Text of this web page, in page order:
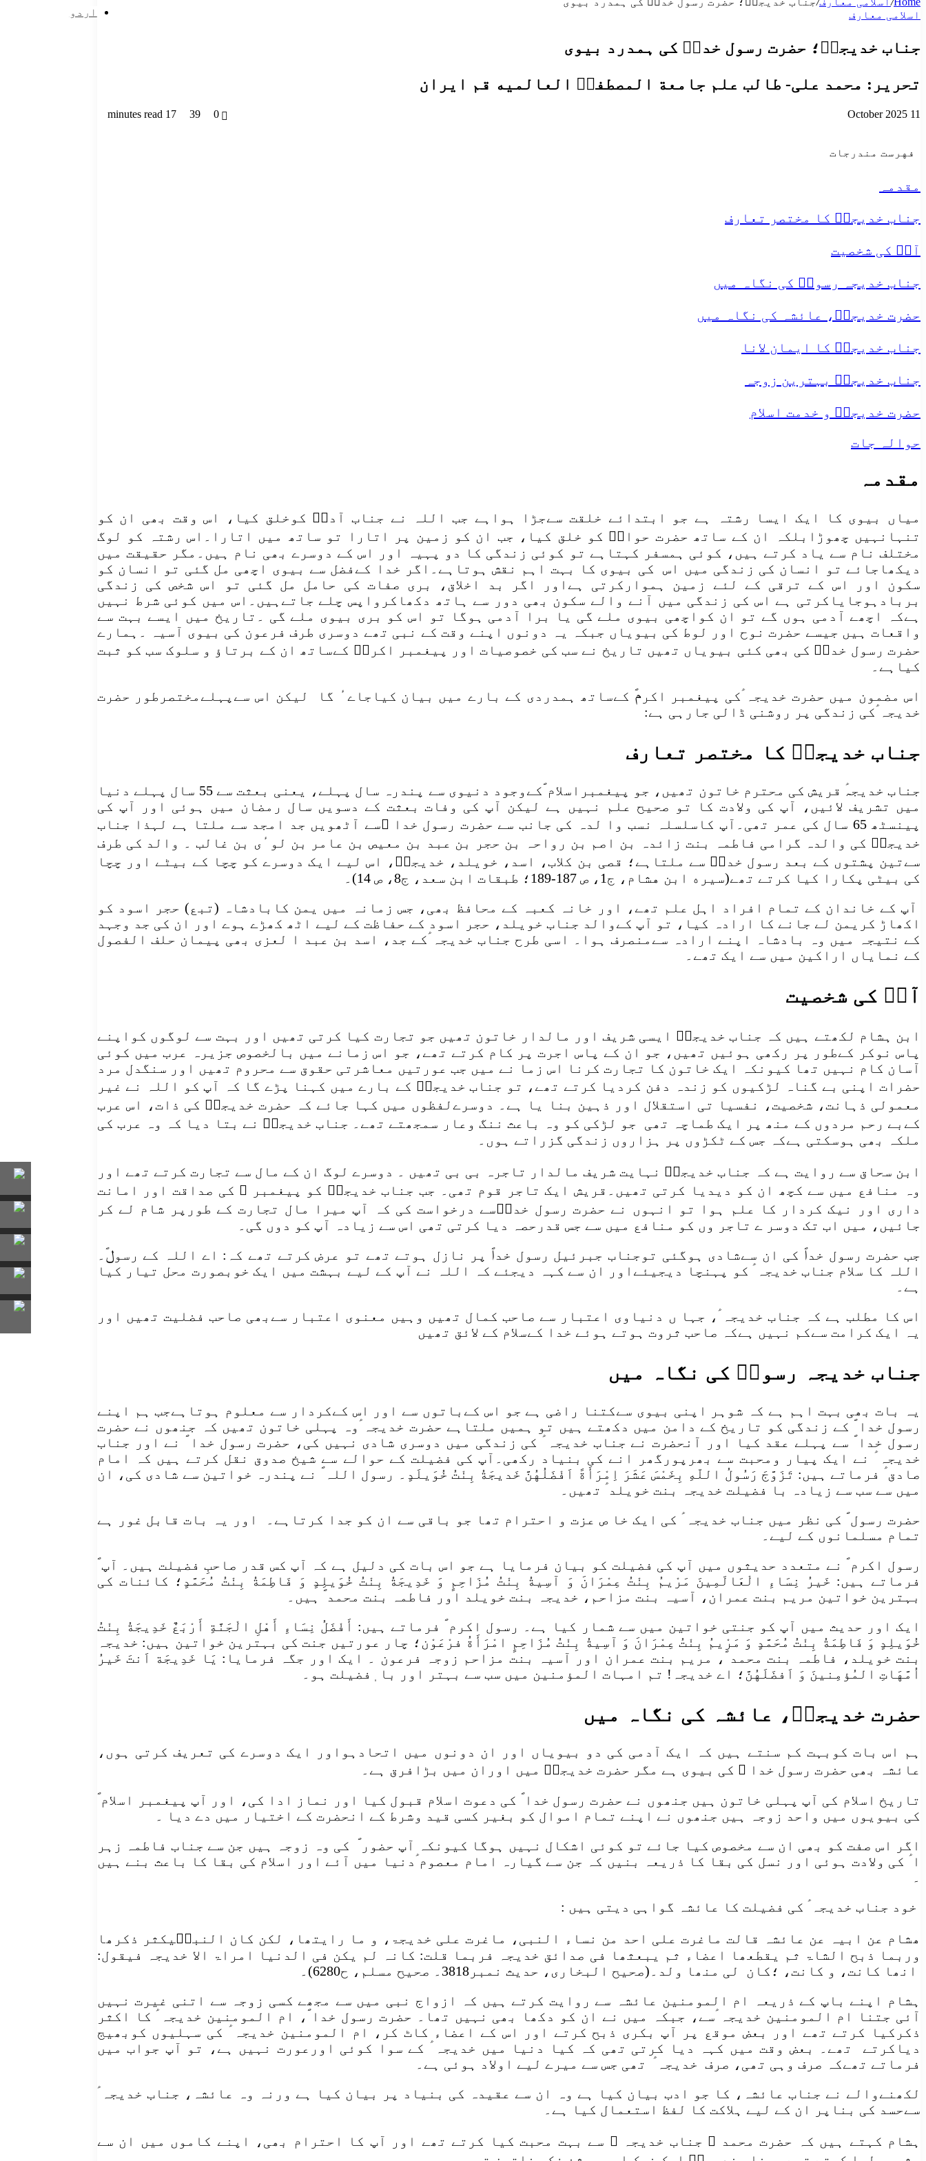
اسلامی معارف
جناب خدیجہؑ؛ حضرت رسول خداؐ کی ہمدرد بیوی
تحریر: محمد علی- طالب علم جامعة المصطفیؐ العالمیه قم ایران
11 October 2025
0
39
17 minutes read
فهرست مندرجات
مقدمہ
جناب خدیجہؑ کا مختصر تعارف
آپؑ کی شخصیت
جناب خدیجہ رسولؐ کی نگاہ میں
حضرت خدیجہؑ، عائشہ کی نگاہ میں
جناب خدیجہؑ کا ایمان لانا
جناب خدیجہؑ بہترین زوجہ
حضرت خدیجہؑ و خدمت اسلام
حوالہ جات
مقدمہ
میاں بیوی کا ایک ایسا رشتہ ہے جو ابتدائے خلقت سےجڑا ہواہے جب اللہ نے جناب آدمؑ کوخلق کیا، اس وقت بھی ان کو
تنہانہیں چھوڑابلکہ ان کے ساتھ حضرت حواءؑ کو خلق کیا، جب ان کو زمین پر اتارا تو ساتھ میں اتارا۔اس رشتہ کو لوگ
مختلف نام سے یاد کرتے ہیں، کوئی ہمسفر کہتاہے تو کوئی زندگی کا دو پہیہ اور اس کے دوسرے بھی نام ہیں۔مگر حقیقت میں
دیکھاجائے تو انسان کی زندگی میں اس کی بیوی کا بہت اہم نقش ہوتاہے۔اگر خدا کےفضل سے بیوی اچھی مل گئی تو انسان کو
سکون اور اس کے ترقی کے لئے زمین ہموارکرتی ہےاور اگر بد اخلاق، بری صفات کی حامل مل گئی تو اس شخص کی زندگی
بربادہوجایاکرتی ہے اس کی زندگی میں آنے والے سکون بھی دور سے ہاتھ دکھاکرواپس چلے جاتےہیں۔اس میں کوئی شرط نہیں
ہےکہ اچھے آدمی ہوں گے تو ان کواچھی بیوی ملے گی یا برا آدمی ہوگا تو اس کو بری بیوی ملے گی ۔تاریخ میں ایسے بہت سے
واقعات ہیں جیسے حضرت نوح اور لوط کی بیویاں جبکہ یہ دونوں اپنے وقت کے نبی تھے دوسری طرف فرعون کی بیوی آسیہ ۔ہمارے
حضرت رسول خداؐ کی بھی کئی بیویاں تھیں تاریخ نے سب کی خصوصیات اور پیغمبر اکرمؐ کےساتھ ان کے برتاؤ و سلوک سب کو ثبت
کیاہے۔
اس مضمون میں حضرت خدیجہ ؑکی پیغمبر اکرمؐ کےساتھ ہمدردی کے بارے میں بیان کیاجاےٴ گا لیکن اس سےپہلےمختصرطور حضرت
خدیجہ ؑکی زندگی پر روشنی ڈالی جارہی ہے:
جناب خدیجہؑ کا مختصر تعارف
جناب خدیجہؑ قریش کی محترم خاتون تھیں، جو پیغمبراسلام ؐکےوجود دنیوی سے پندرہ سال پہلے، یعنی بعثت سے 55 سال پہلے دنیا
میں تشریف لائیں، آپ کی ولادت کا تو صحیح علم نہیں ہے لیکن آپ کی وفات بعثت کے دسویں سال رمضان میں ہوئی اور آپ کی
پینسٹھ 65 سال کی عمر تھی۔آپ کاسلسلہ نسب وا لدہ کی جانب سے حضرت رسول خدا ؐسے آٹھویں جد امجد سے ملتا ہے لہذا جناب
خدیجہؑ کی والدہ گرامی فاطمہ بنت زائدہ بن اصم بن رواحہ بن حجر بن عبد بن معیص بن عامر بن لوٴی بن غالب ۔ والد کی طرف
سےتین پشتوں کے بعد رسول خداؐ سے ملتاہے؛ قصی بن کلاب، اسد، خویلد، خدیجہؑ، اس لیے ایک دوسرے کو چچا کے بیٹے اور چچا
کی بیٹی پکارا کیا کرتے تھے(سیره ابن هشام، ج1، ص 187-189؛ طبقات ابن سعد، ج8، ص 14)۔
‏آپ کے خاندان کے تمام افراد اہل علم تھے، اور خانہ کعبہ کے محافظ بھی، جس زمانہ میں یمن کابادشاہ (تبع) حجر اسود کو
اکھاڑ کریمن لے جانے کا ارادہ کیا، تو آپ کےوالد جناب خویلد، حجر اسود کے حفاظت کے لیے اٹھ کھڑے ہوے اور ان کی جد وجہد
کے نتیجہ میں وہ بادشاہ اپنے ارادہ سےمنصرف ہوا۔ اسی طرح جناب خدیجہ ؑکے جد، اسد بن عبد ا لعزی بھی پیمان حلف الفصول
کے نمایاں اراکین میں سے ایک تھے۔
آپؑ کی شخصیت
ابن ہشام لکھتے ہیں کہ جناب خدیجہؑ ایسی شریف اور مالدار خاتون تھیں جو تجارت کیا کرتی تھیں اور بہت سے لوگوں کواپنے
پاس نوکر کےطور پر رکھی ہوئیں تھیں، جو ان کے پاس اجرت پر کام کرتے تھے، جو اس زمانے میں بالخصوص جزیرہ عرب میں کوئی
آسان کام نہیں تھا کیونکہ ایک خاتون کا تجارت کرنا اس زما نے میں جب عورتیں معاشرتی حقوق سے محروم تھیں اور سنگدل مرد
حضرات اپنی بے گناہ لڑکیوں کو زندہ دفن کردیا کرتے تھے، تو جناب خدیجہؑ کے بارے میں کہنا پڑے گا کہ آپ کو اللہ نے غیر
معمولی ذہانت، شخصیت، نفسیا تی استقلال اور ذہین بنا یا ہے۔ دوسرےلفظوں میں کہا جائے کہ حضرت خدیجہؑ کی ذات، اس عرب
کےبے رحم مردوں کے منھ پر ایک طماچہ تھی جو لڑکی کو وہ باعث ننگ وعار سمجھتے تھے۔ جناب خدیجہؑ نے بتا دیا کہ وہ عرب کی
ملکہ بھی ہوسکتی ہےکہ جس کے ٹکڑوں پر ہزاروں زندگی گزراتے ہوں۔
ابن سحاق سے روایت ہے کہ جناب خدیجہؑ نہایت شریف مالدار تاجرہ بی بی تھیں ۔ دوسرے لوگ ان کے مال سے تجارت کرتے تھے اور
وہ منافع میں سے کچھ ان کو دیدیا کرتی تھیں۔قریش ایک تاجر قوم تھی۔ جب جناب خدیجہؑ کو پیغمبر ؐ کی صداقت اور امانت
داری اور نیک کردار کا علم ہوا تو انہوں نے حضرت رسول خداؐسے درخواست کی کہ آپ میرا مال تجارت کے طورپر شام لے کر
جائیں، میں اب تک دوسر ے تاجر وں کو منافع میں سے جس قدرحصہ دیا کرتی تھی اس سے زیادہ آپ کو دوں گی۔
جب حضرت رسول خداؐ کی ان سےشادی ہوگئی توجناب جبرئیل رسول خداؐ پر نازل ہوتے تھے تو عرض کرتے تھے کہ: اے اللہ کے رسولؐ۔
اللہ کا سلام جناب خدیجہ ؑ کو پہنچا دیجیئےاور ان سے کہہ دیجئے کہ اللہ نے آپ کے لیے بہشت میں ایک خوبصورت محل تیار کیا
ہے۔
اس کا مطلب ہے کہ جناب خدیجہ ؑ، جہا ں دنیاوی اعتبار سے صاحب کمال تھیں وہیں معنوی اعتبار سےبھی صاحب فضلیت تھیں اور
یہ ایک کرامت سےکم نہیں ہےکہ صاحب ثروت ہوتے ہوئے خدا کےسلام کے لائق تھیں
جناب خدیجہ رسولؐ کی نگاہ میں
یہ بات بھی بہت اہم ہے کہ شوہر اپنی بیوی سےکتنا راضی ہے جو اس کےباتوں سے اور اس کےکردار سے معلوم ہوتاہےجب ہم اپنے
رسول خدا ؐ کے زندگی کو تاریخ کے دامن میں دکھتے ہیں تو ہمیں ملتاہے حضرت خدیجہ ؑوہ پہلی خاتون تھیں کہ جنھوں نے حضرت
رسول خدا ؐ سے پہلے عقد کیا اور آنحضرت نے جناب خدیجہ ؑ کی زندگی میں دوسری شادی نہیں کی، حضرت رسول خدا ؐ نے اور جناب
خدیجہ ؑ نے ایک پیار ومحبت سے بھرپورگھر انے کی بنیاد رکھی۔آپ کی فضیلت کے حوالے سے شیخ صدوق نقل کرتے ہیں کہ امام
صادق ؑ فرماتے ہیں: تَزَوَّجَ رَسُولُ اللّهِ بِخَمْسَ عَشَرَ اِمْرَأَةً اَفْضَلُهُنَّ خَدیجَةُ بِنْتُ خُوَیلَدٍ۔ رسول اللہ ؐ نے پندرہ خواتین سے شادی کی، ان
میں سے سب سے زیادہ با فضیلت خدیجہ بنت خویلد ؑ تھیں۔
حضرت رسول ؐ کی نظر میں جناب خدیجہ ؑ کی ایک خا ص عزت و احترام تھا جو باقی سے ان کو جدا کرتاہے۔ اور یہ بات قابل غور ہے
تمام مسلمانوں کے لیے۔
رسول اکرم ؐ نے متعدد حدیثوں میں آپ کی فضیلت کو بیان فرمایا ہے جو اس بات کی دلیل ہے کہ آپ کس قدر صاحبِ فضیلت ہیں۔ آپ ؐ
فرماتے ہیں: خَیرُ نِسَاءِ الْعَالَمِینَ مَرْیمُ بِنْتُ عِمْرَانَ وَ آسِیةُ بِنْتُ مُزَاحِمٍ وَ خَدِیجَةُ بِنْتُ خُوَیلِدٍ وَ فَاطِمَةُ بِنْتُ مُحَمَّدٍ؛ کائنات کی
بہترین خواتین مریم بنت عمران، آسیہ بنت مزاحم، خدیجہ بنت خویلد اور فاطمہ بنت محمد ؐ ہیں۔
ایک اور حدیث میں آپ کو جنتی خواتین میں سے شمار کیا ہے۔ رسول اکرم ؐ فرماتے ہیں: أَفْضَلُ نِسَاءِ أَهْلِ الْجَنَّةِ أَرْبَعٌ خَدِیجَةُ بِنْتُ
خُوَیلِدٍ وَ فَاطِمَةُ بِنْتُ مُحَمَّدٍ وَ مَرْیمُ بِنْتُ عِمْرَانَ وَ آسِیةُ بِنْتُ مُزَاحِمٍ امْرَأَةُ فرْعَوْن؛ چار عورتیں جنت کی بہترین خواتین ہیں: خدیجہ
بنت خویلد، فاطمہ بنت محمد ؐ، مریم بنت عمران اور آسیہ بنت مزاحم زوجہ فرعون ۔ ایک اور جگہ فرمایا: یَا خَدِیجَة اَنتَ خَیرُ
اُمَّهَاتِ المُؤمِنینَ وَ اَفضَلَهُنَّ؛ اے خدیجہ! تم امہات المؤمنین میں سب سے بہتر اور با ٖفضیلت ہو۔
حضرت خدیجہؑ، عائشہ کی نگاہ میں
ہم اس بات کوبہت کم سنتے ہیں کہ ایک آدمی کی دو بیویاں اور ان دونوں میں اتحادہواور ایک دوسرے کی تعریف کرتی ہوں،
عائشہ بھی حضرت رسول خدا ؐ کی بیوی ہے مگر حضرت خدیجہؑ میں اوران میں بڑافرق ہے۔
تاریخ اسلام کی آپ پہلی خاتون ہیں جنھوں نے حضرت رسول خدا ؐ کی دعوت اسلام قبول کیا اور نماز ادا کی، اور آپ پیغمبر اسلام ؐ
کی بیویوں میں واحد زوجہ ہیں جنھوں نے اپنے تمام اموال کو بغیر کسی قید وشرط کے انحضرت کے اختیار میں دے دیا ۔
اگر اس صفت کو بھی ان سے مخصوص کیا جائے تو کوئی اشکال نہیں ہوگا کیونکہ آپ حضور ؐ کی وہ زوجہ ہیں جن سے جناب فاطمہ زہر
ا ؑ کی ولادت ہوئی اور نسل کی بقا کا ذریعہ بنیں کہ جن سے گیارہ امام معصوم ؑدنیا میں آئے اور اسلام کی بقا کا باعث بنے ہیں
۔
خود جناب خدیجہ ؑ کی فضیلت کا عائشہ گواہی دیتی ہیں :
ھشام عن ابیہ عن عائشہ قالت ماغرت علی احد من نساء النبی، ماغرت علی خدیجۃ، و ما رایتھا، لکن کان النبیؐیکثر ذکرھا
وربما ذبح الشاۃ ثم یقطعھا اعضاء ثم یبعثھا فی صدائق خدیجہ فربما قلت: کانہ لم یکن فی الدنیا امراۃ الا خدیجہ فیقول:
انھا کانت، و کانت، ؛کان لی منھا ولد۔(صحیح البخاری، حدیث نمبر3818۔ صحیح مسلم، ح6280)۔
ہشام اپنے باپ کے ذریعہ ام المومنین عائشہ سے روایت کرتے ہیں کہ ازواج نبی میں سے مجھے کسی زوجہ سے اتنی غیرت نہیں
آئی جتنا ام المومنین خدیجہ ؑسے، جبکہ میں نے ان کو دکھا بھی نہیں تھا۔ حضرت رسول خدا ؐ، ام المومنین خدیجہ ؑ کا اکثر
ذکرکیا کرتے تھے اور بعض موقع پر آپ بکری ذبح کرتے اور اس کے اعضاء کاٹ کر، ام المومنین خدیجہ ؑ کی سہلیوں کوبھیج
دیاکرتے تھے۔ بعض وقت میں کہہ دیا کرتی تھی کہ کیا دنیا میں خدیجہ ؑ کے سوا کوئی اورعورت نہیں ہے، تو آپ جواب میں
فرماتے تھےکہ صرف وہی تھی، صرف خدیجہ ؑ تھی جس سے میرے لیے اولاد ہوئی ہے۔
لکھنےوالے نے جناب عائشہ، کا جو ادب بیان کیا ہے وہ ان سے عقیدہ کی بنیاد پر بیان کیا ہے ورنہ وہ عائشہ، جناب خدیجہ ؑ
سےحسد کی بناپر ان کے لیے ہلاکت کا لفظ استعمال کیا ہے۔
ہشام کہتے ہیں کہ حضرت محمد ؐ جناب خدیجہ ؑ سے بہت محبت کیا کرتے تھے اور آپ کا احترام بھی، اپنے کاموں میں ان سے
اردو